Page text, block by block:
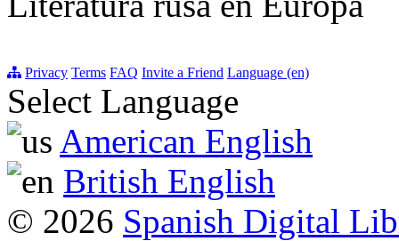
Privacy Terms FAQ Invite a Friend Language (en)
Select Language
American English
British English
© 2026 Spanish Digital